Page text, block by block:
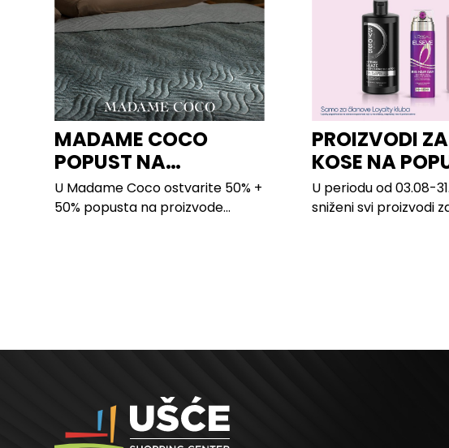
MADAME COCO
POPUST NA
PROIZVODE ZA
SPAVAĆU SOBU
U Madame Coco ostvarite 50% +
50% popusta na proizvode...
PROIZVODI
KOSE NA
LILLY
U periodu od 03.08-
sniženi svi proizvodi